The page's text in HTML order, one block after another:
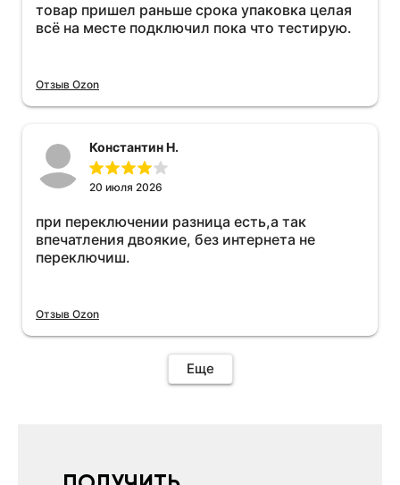
товар пришел раньше срока упаковка целая
всё на месте подключил пока что тестирую.
Отзыв Ozon
Константин Н.
20 июля 2026
при переключении разница есть,а так
впечатления двоякие, без интернета не
переключиш.
Отзыв Ozon
Еще